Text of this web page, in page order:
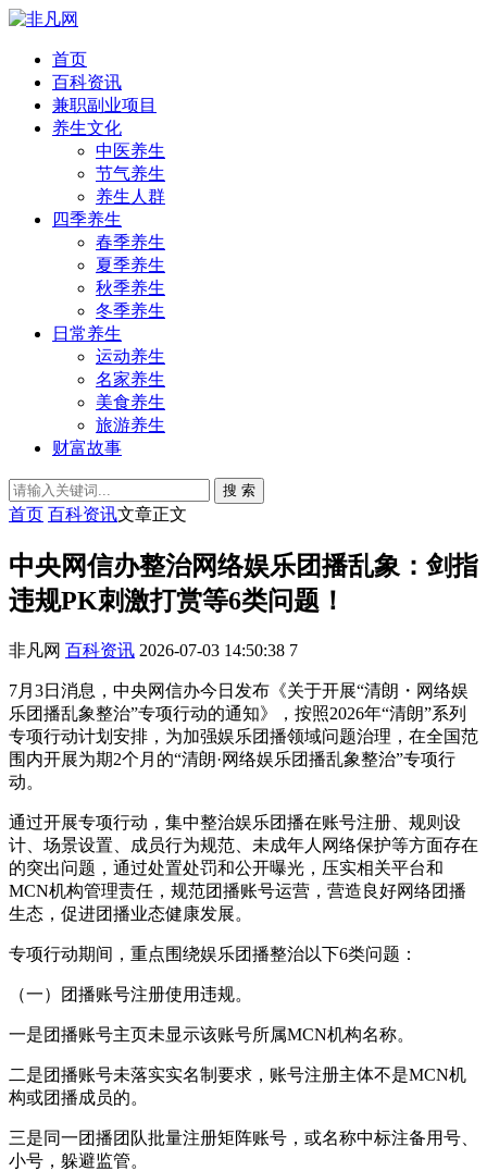
首页
百科资讯
兼职副业项目
养生文化
中医养生
节气养生
养生人群
四季养生
春季养生
夏季养生
秋季养生
冬季养生
日常养生
运动养生
名家养生
美食养生
旅游养生
财富故事
搜 索
首页 百科资讯文章正文
中央网信办整治网络娱乐团播乱象：剑指
违规PK刺激打赏等6类问题！
非凡网 百科资讯 2026-07-03 14:50:38 7
7月3日消息，中央网信办今日发布《关于开展“清朗・网络娱
乐团播乱象整治”专项行动的通知》，按照2026年“清朗”系列
专项行动计划安排，为加强娱乐团播领域问题治理，在全国范
围内开展为期2个月的“清朗·网络娱乐团播乱象整治”专项行
动。
通过开展专项行动，集中整治娱乐团播在账号注册、规则设
计、场景设置、成员行为规范、未成年人网络保护等方面存在
的突出问题，通过处置处罚和公开曝光，压实相关平台和
MCN机构管理责任，规范团播账号运营，营造良好网络团播
生态，促进团播业态健康发展。
专项行动期间，重点围绕娱乐团播整治以下6类问题：
（一）团播账号注册使用违规。
一是团播账号主页未显示该账号所属MCN机构名称。
二是团播账号未落实实名制要求，账号注册主体不是MCN机
构或团播成员的。
三是同一团播团队批量注册矩阵账号，或名称中标注备用号、
小号，躲避监管。